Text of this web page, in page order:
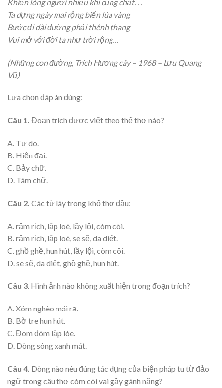
Khiến lòng người nhiều khi cũng chật. . .
Ta dựng ngày mai rộng biển lúa vàng
Bước đi dài đường phải thênh thang
Vui mở với đời ta như trời rộng…
(Những con đường, Trích Hương cây – 1968 – Lưu Quang
Vũ)
Lựa chọn đáp án đúng:
Câu 1. Đoạn trích được viết theo thể thơ nào?
A. Tự do.
B. Hiện đại.
C. Bảy chữ.
D. Tám chữ.
Câu 2. Các từ láy trong khổ thơ đầu:
A. rậm rịch, lập loè, lầy lội, còm cõi.
B. rậm rịch, lập loè, se sẽ, da diết.
C. ghồ ghề, hun hút, lầy lội, còm cõi.
D. se sẽ, da diết, ghồ ghề, hun hút.
Câu 3. Hình ảnh nào không xuất hiện trong đoạn trích?
A. Xóm nghèo mái rạ.
B. Bờ tre hun hút.
C. Đom đóm lập lòe.
D. Dòng sông xanh mát.
Câu 4. Dòng nào nêu đúng tác dụng của biện pháp tu từ đảo
ngữ trong câu thơ còm cõi vai gầy gánh nặng?